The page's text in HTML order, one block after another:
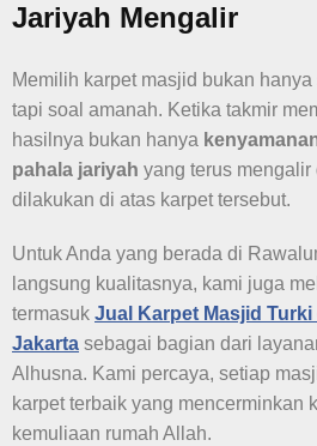
Jariyah Mengalir
Memilih karpet masjid bukan
tapi soal amanah. Ketika takmir
hasilnya bukan hanya
pahala jariyah yang terus
dilakukan di atas karpet tersebut.
Untuk Anda yang berada di
langsung kualitasnya, kami juga
termasuk Jual Karpet Masjid
Jakarta sebagai bagian dari
Alhusna. Kami percaya, setiap
karpet terbaik yang mencerminkan
kemuliaan rumah Allah.